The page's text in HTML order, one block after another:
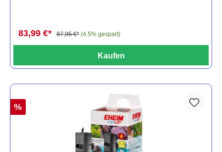
83,99 €* 87,95 €* (4.5% gespart)
Kaufen
%